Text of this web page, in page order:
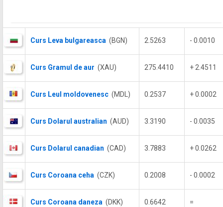
Curs Leva bulgareasca (BGN) 2.5263 - 0.0010
Curs Gramul de aur (XAU) 275.4410 + 2.4511
Curs Leul moldovenesc (MDL) 0.2537 + 0.0002
Curs Dolarul australian (AUD) 3.3190 - 0.0035
Curs Dolarul canadian (CAD) 3.7883 + 0.0262
Curs Coroana ceha (CZK) 0.2008 - 0.0002
Curs Coroana daneza (DKK) 0.6642 =